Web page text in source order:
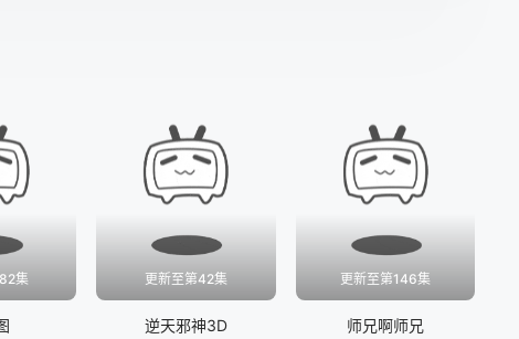
集 更新至第42集
逆天邪神3D
更新至第146集
师兄啊师兄